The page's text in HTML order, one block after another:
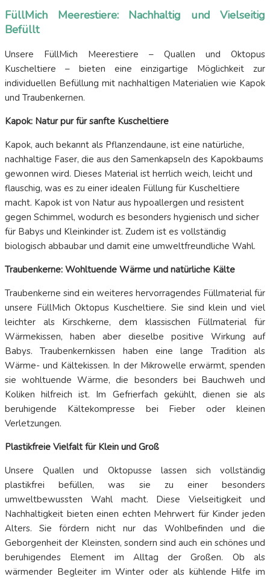
FüllMich Meerestiere: Nachhaltig und Vielseitig
Befüllt
Unsere FüllMich Meerestiere – Quallen und Oktopus
Kuscheltiere – bieten eine einzigartige Möglichkeit zur
individuellen Befüllung mit nachhaltigen Materialien wie Kapok
und Traubenkernen.
Kapok: Natur pur für sanfte Kuscheltiere
Kapok, auch bekannt als Pflanzendaune, ist eine natürliche,
nachhaltige Faser, die aus den Samenkapseln des Kapokbaums
gewonnen wird. Dieses Material ist herrlich weich, leicht und
flauschig, was es zu einer idealen Füllung für Kuscheltiere
macht. Kapok ist von Natur aus hypoallergen und resistent
gegen Schimmel, wodurch es besonders hygienisch und sicher
für Babys und Kleinkinder ist. Zudem ist es vollständig
biologisch abbaubar und damit eine umweltfreundliche Wahl.
Traubenkerne: Wohltuende Wärme und natürliche Kälte
Traubenkerne sind ein weiteres hervorragendes Füllmaterial für
unsere FüllMich Oktopus Kuscheltiere. Sie sind klein und viel
leichter als Kirschkerne, dem klassischen Füllmaterial für
Wärmekissen, haben aber dieselbe positive Wirkung auf
Babys. Traubenkernkissen haben eine lange Tradition als
Wärme- und Kältekissen. In der Mikrowelle erwärmt, spenden
sie wohltuende Wärme, die besonders bei Bauchweh und
Koliken hilfreich ist. Im Gefrierfach gekühlt, dienen sie als
beruhigende Kältekompresse bei Fieber oder kleinen
Verletzungen.
Plastikfreie Vielfalt für Klein und Groß
Unsere Quallen und Oktopusse lassen sich vollständig
plastikfrei befüllen, was sie zu einer besonders
umweltbewussten Wahl macht. Diese Vielseitigkeit und
Nachhaltigkeit bieten einen echten Mehrwert für Kinder jeden
Alters. Sie fördern nicht nur das Wohlbefinden und die
Geborgenheit der Kleinsten, sondern sind auch ein schönes und
beruhigendes Element im Alltag der Großen. Ob als
wärmender Begleiter im Winter oder als kühlende Hilfe im